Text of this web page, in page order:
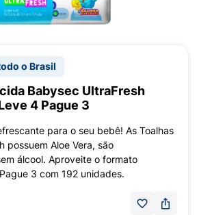
o Brasil
Babysec UltraFresh
4 Pague 3
para o seu bebê! As Toalhas
possuem Aloe Vera, são
álcool. Aproveite o formato
3 com 192 unidades.